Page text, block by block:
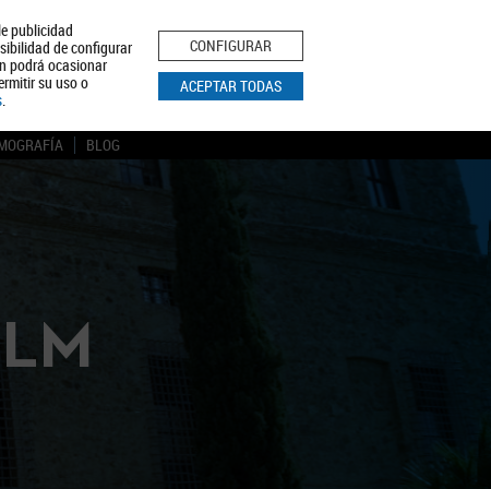
publicidad
de configurar
podrá ocasionar
su uso o
.
CONFIGURAR
ACEPTAR TODAS
de Privacidad Aviso Legal Política de Cookies
BUSCAR
BLOG